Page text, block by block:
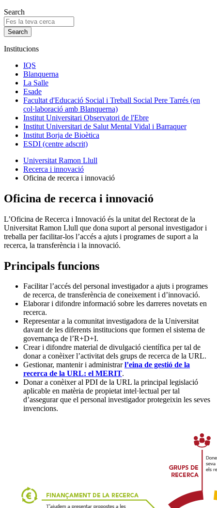
Search
Institucions
IQS
Blanquerna
La Salle
Esade
Facultat d'Educació Social i Treball Social Pere Tarrés (en
col·laboració amb Blanquerna)
Institut Universitari Observatori de l'Ebre
Institut Universitari de Salut Mental Vidal i Barraquer
Institut Borja de Bioètica
ESDI (centre adscrit)
Universitat Ramon Llull
Recerca i innovació
Oficina de recerca i innovació
Oficina de recerca i innovació
L’Oficina de Recerca i Innovació és la unitat del Rectorat de la
Universitat Ramon Llull que dona suport al personal investigador i
treballa per facilitar-los l’accés a ajuts i programes de suport a la
recerca, la transferència i la innovació.
Principals funcions
Facilitar l’accés del personal investigador a ajuts i programes
de recerca, de transferència de coneixement i d’innovació.
Elaborar i difondre informació sobre les darreres novetats en
recerca.
Representar a la comunitat investigadora de la Universitat
davant de les diferents institucions que formen el sistema de
governança de l’R+D+I.
Crear i difondre material de divulgació científica per tal de
donar a conèixer l’activitat dels grups de recerca de la URL.
Gestionar, mantenir i administrarl’eina de gestió de la
recerca de la URL: el MERIT.
Donar a conèixer al PDI de la URL la principal legislació
aplicable en matèria de propietat intel·lectual per tal
d’assegurar que el personal investigador protegeixin les seves
invencions.